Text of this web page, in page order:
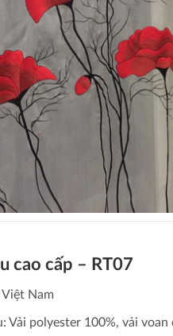
cao cấp – RT07
Nam
Vải polyester 100%, vải voan